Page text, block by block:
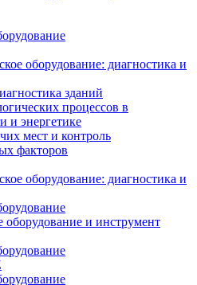
оборудование: диагностика и
зданий
процессов в
и энергетике
мест и контроль
факторов
оборудование: диагностика и
и инструмент